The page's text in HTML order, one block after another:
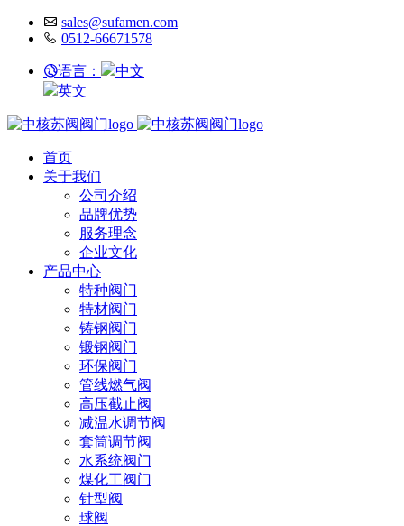
sales@sufamen.com
0512-66671578
语言：
中文
英文
首页
关于我们
公司介绍
品牌优势
服务理念
企业文化
产品中心
特种阀门
特材阀门
铸钢阀门
锻钢阀门
环保阀门
管线燃气阀
高压截止阀
减温水调节阀
套筒调节阀
水系统阀门
煤化工阀门
针型阀
球阀